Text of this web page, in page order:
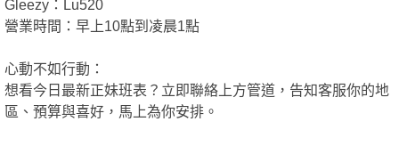
Gleezy：Lu520
營業時間：早上10點到凌晨1點
心動不如行動：
想看今日最新正妹班表？立即聯絡上方管道，告知客服你的地
區、預算與喜好，馬上為你安排。